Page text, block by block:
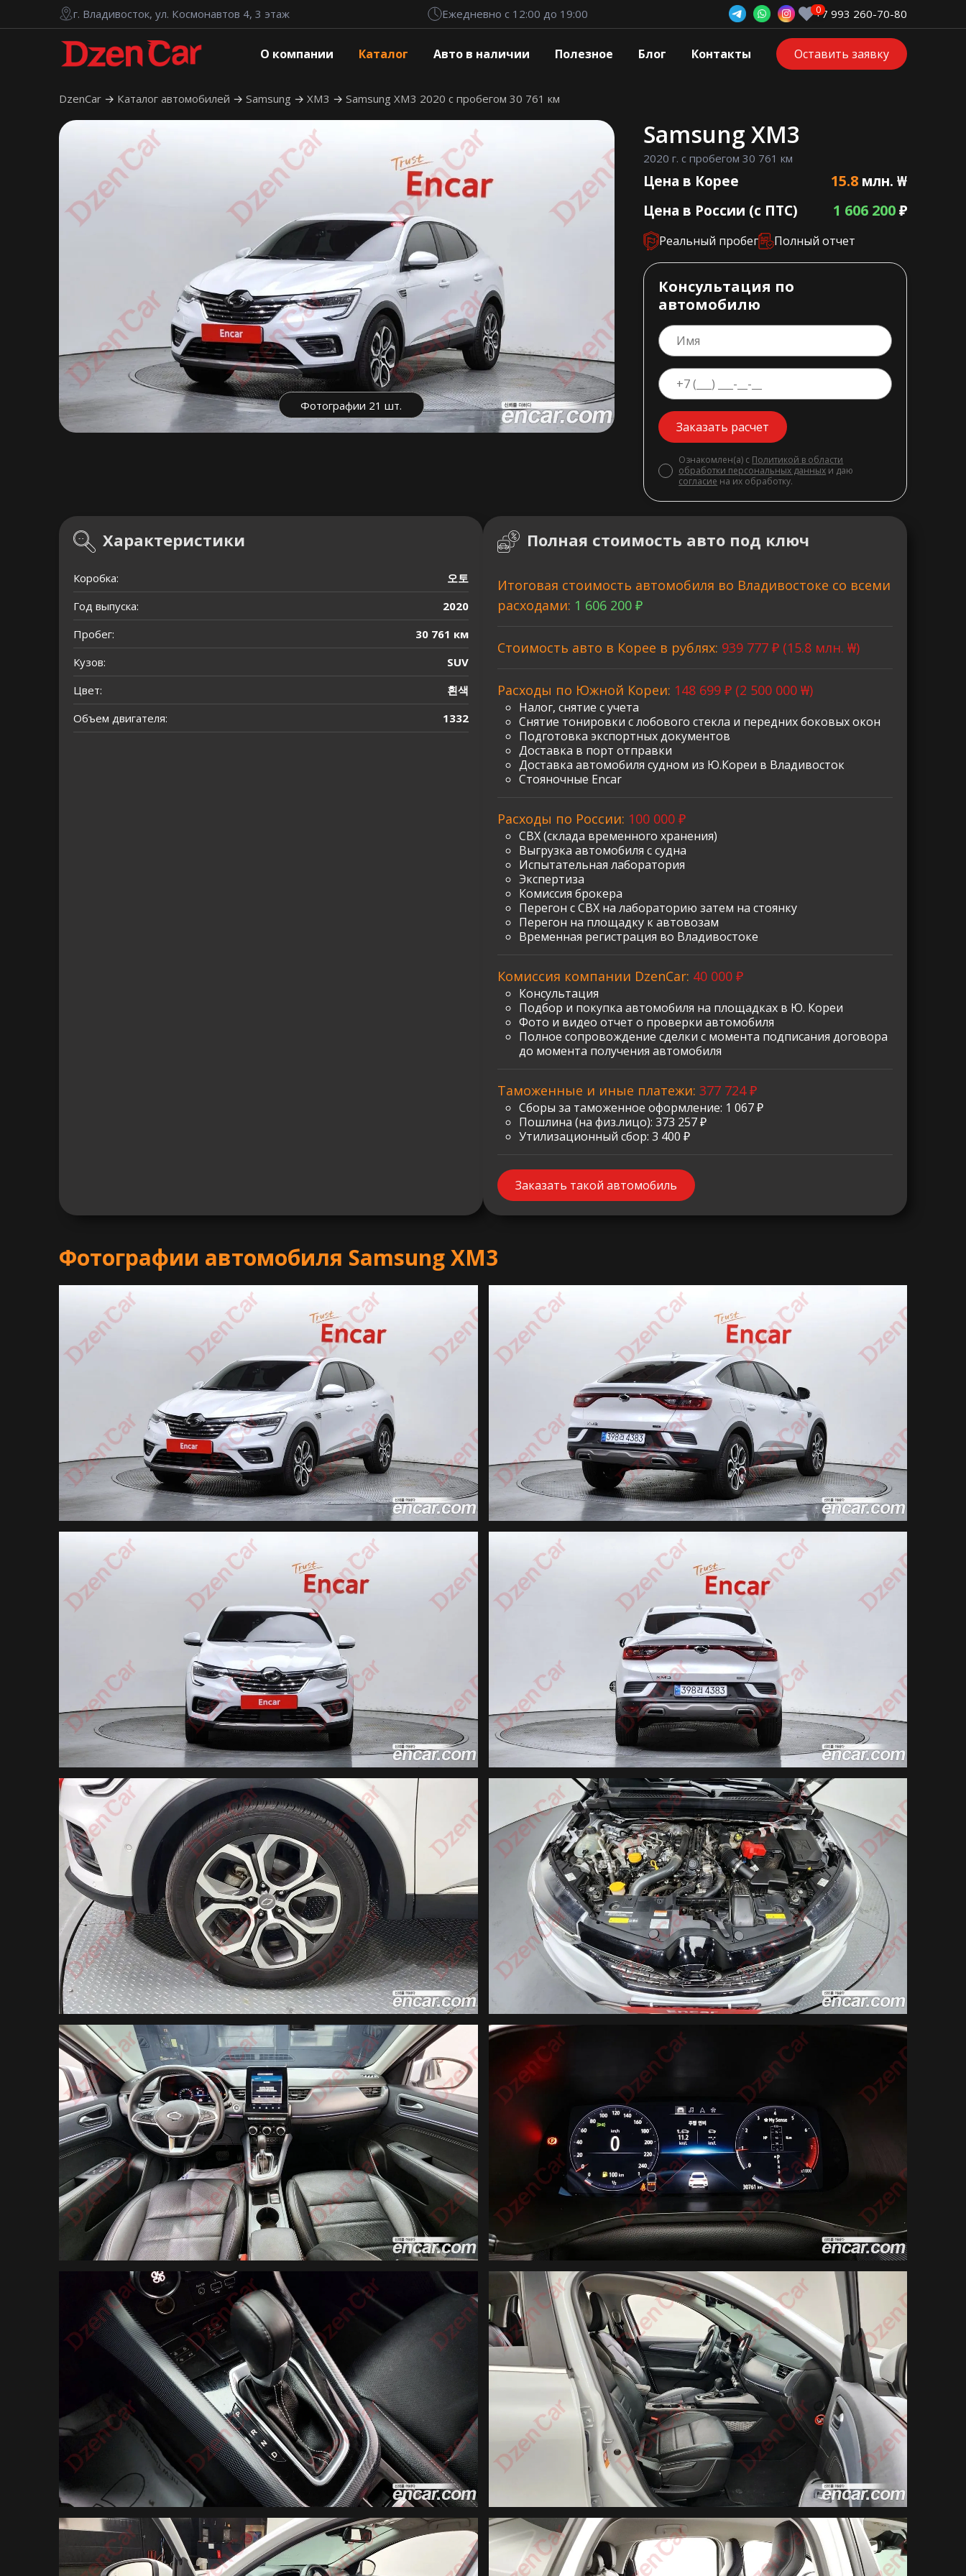
г. Владивосток, ул. Космонавтов 4, 3 этаж Ежедневно с 12:00 до 19:00 +7 993 260-70-80
О компании Каталог Авто в наличии Полезное Блог Контакты Оставить заявку
DzenCar Каталог автомобилей Samsung XM3 Samsung XM3 2020 с пробегом 30 761 км
Фотографии 21 шт.
Samsung XM3
2020 г. с пробегом 30 761 км
Цена в Корее 15.8млн. ₩
Цена в России (с ПТС)
1 606 200₽
Реальный пробег Полный отчет
Консультация по
автомобилю
Заказать расчет
Ознакомлен(а) с Политикой в области
обработки персональных данных и даю
согласие на их обработку.
Характеристики
Коробка:
오토
Год выпуска:
2020
Пробег:
30 761 км
Кузов:
SUV
Цвет:
흰색
Объем двигателя:
1332
Полная стоимость авто под ключ
Итоговая стоимость автомобиля во Владивостоке со всеми
расходами: 1 606 200 ₽
Стоимость авто в Корее в рублях: 939 777 ₽ (15.8 млн. ₩)
Расходы по Южной Кореи: 148 699 ₽ (2 500 000 ₩)
Налог, снятие с учета
Снятие тонировки с лобового стекла и передних боковых окон
Подготовка экспортных документов
Доставка в порт отправки
Доставка автомобиля судном из Ю.Кореи в Владивосток
Стояночные Encar
Расходы по России: 100 000 ₽
СВХ (склада временного хранения)
Выгрузка автомобиля с судна
Испытательная лаборатория
Экспертиза
Комиссия брокера
Перегон с СВХ на лабораторию затем на стоянку
Перегон на площадку к автовозам
Временная регистрация во Владивостоке
Комиссия компании DzenCar: 40 000 ₽
Консультация
Подбор и покупка автомобиля на площадках в Ю. Кореи
Фото и видео отчет о проверки автомобиля
Полное сопровождение сделки с момента подписания договора
до момента получения автомобиля
Таможенные и иные платежи: 377 724 ₽
Сборы за таможенное оформление: 1 067 ₽
Пошлина (на физ.лицо): 373 257 ₽
Утилизационный сбор: 3 400 ₽
Заказать такой автомобиль
Фотографии автомобиля Samsung XM3